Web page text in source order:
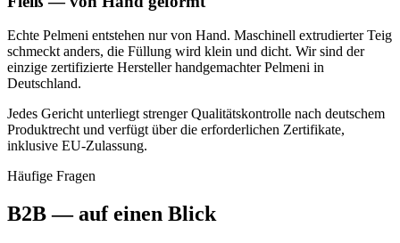
Echte Pelmeni entstehen nur von Hand. Maschinell extrudierter Teig
schmeckt anders, die Füllung wird klein und dicht. Wir sind der
einzige zertifizierte Hersteller handgemachter Pelmeni in
Deutschland.
Jedes Gericht unterliegt strenger Qualitätskontrolle nach deutschem
Produktrecht und verfügt über die erforderlichen Zertifikate,
inklusive EU-Zulassung.
Häufige Fragen
B2B — auf einen Blick